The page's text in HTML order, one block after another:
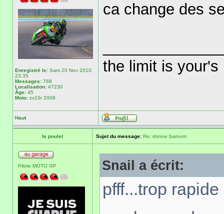
Enregistré le: Sam 20 Nov 2010,
23:35
Messages: 768
Localisation: 47230
Âge: 45
Moto: zx10r 2008
ca change des
the limit is your's
Haut
le poulet Sujet du message: Re: donne barnum
Pilote MOTO GP Snail a écrit:
pfff...trop